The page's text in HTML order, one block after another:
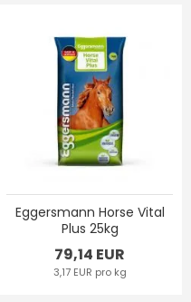
Eggersmann Horse Vital
Plus 25kg
79,14 EUR
3,17 EUR pro kg